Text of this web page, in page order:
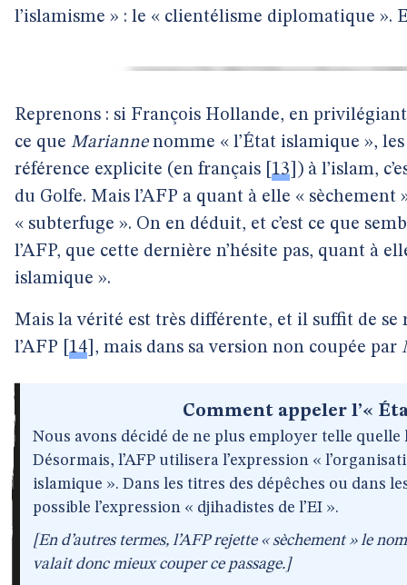
l’islamisme » : le « clientélisme diplomatique ».
Reprenons : si François Hollande, en privilégiant
ce que Mariannenomme « l’État islamique »,
référence explicite (en français 13 ) à l’islam,
du Golfe. Mais l’AFP a quant à elle « sèchement
« subterfuge ». On en déduit, et c’est ce que
l’AFP, que cette dernière n’hésite pas, quant à
islamique ».
Mais la vérité est très différente, et il suffit de
l’AFP
14 , mais dans sa version non coupée par
Comment appeler l’«
Nous avons décidé de ne plus employer telle quelle
Désormais, l’AFP utilisera l’expression «
islamique ». Dans les titres des dépêches ou dans
possible l’expression « djihadistes de l’EI ».
[En d’autres termes, l’AFP rejette « sèchement » le
valait donc mieux couper ce passage.]